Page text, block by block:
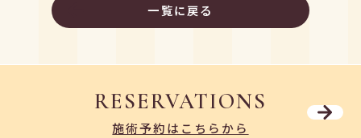
一覧に戻る
RESERVATIONS
施術予約はこちらから